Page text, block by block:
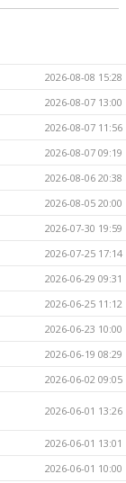
2026-08-08 15:28
2026-08-07 13:00
2026-08-07 11:56
2026-08-07 09:19
2026-08-06 20:38
2026-08-05 20:00
2026-07-30 19:59
2026-07-25 17:14
2026-06-29 09:31
2026-06-25 11:12
2026-06-23 10:00
2026-06-19 08:29
2026-06-02 09:05
2026-06-01 13:26
2026-06-01 13:01
2026-06-01 10:00